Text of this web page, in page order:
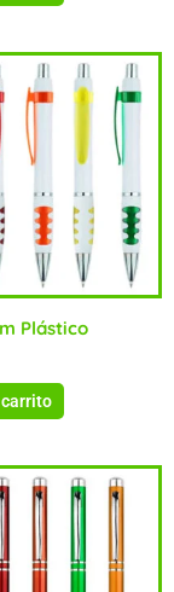
Plástico